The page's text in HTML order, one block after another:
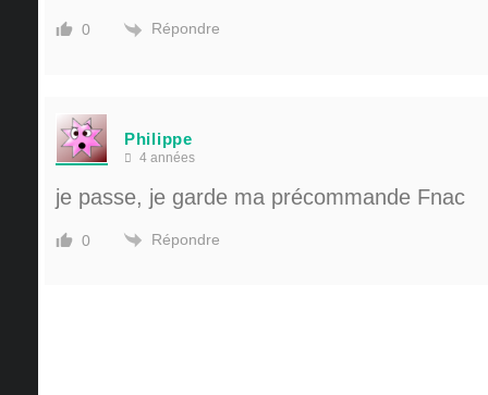
0 Répondre
Philippe
4 années
je passe, je garde ma précommande Fnac
0 Répondre